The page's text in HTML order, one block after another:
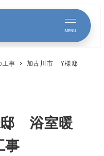
MENU
工事
加古川市 Y様邸
浴室暖
事